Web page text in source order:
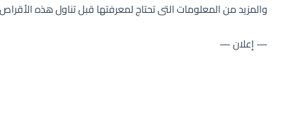
والمزيد من المعلومات التى تحتاج لمعرفتها قبل تناول هذه
— إعلان —